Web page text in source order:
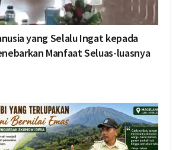
yang Selalu Ingat kepada
Manfaat Seluas-luasnya